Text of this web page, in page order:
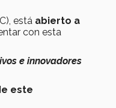
está abierto a
con esta
e innovadores
este